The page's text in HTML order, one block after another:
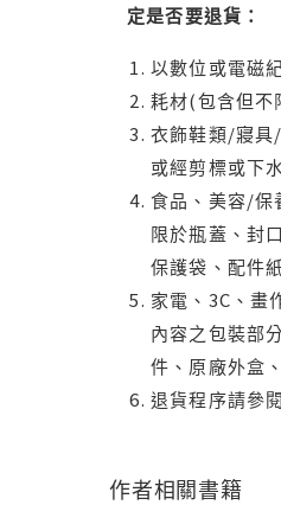
定是否要退貨：
以數位或電磁
耗材(包含但不
衣飾鞋類/寢具
或經剪標或下
食品、美容/保
限於瓶蓋、封
保護袋、配件
家電、3C、畫
內容之包裝部
件、原廠外盒
退貨程序請參
作者相關書籍